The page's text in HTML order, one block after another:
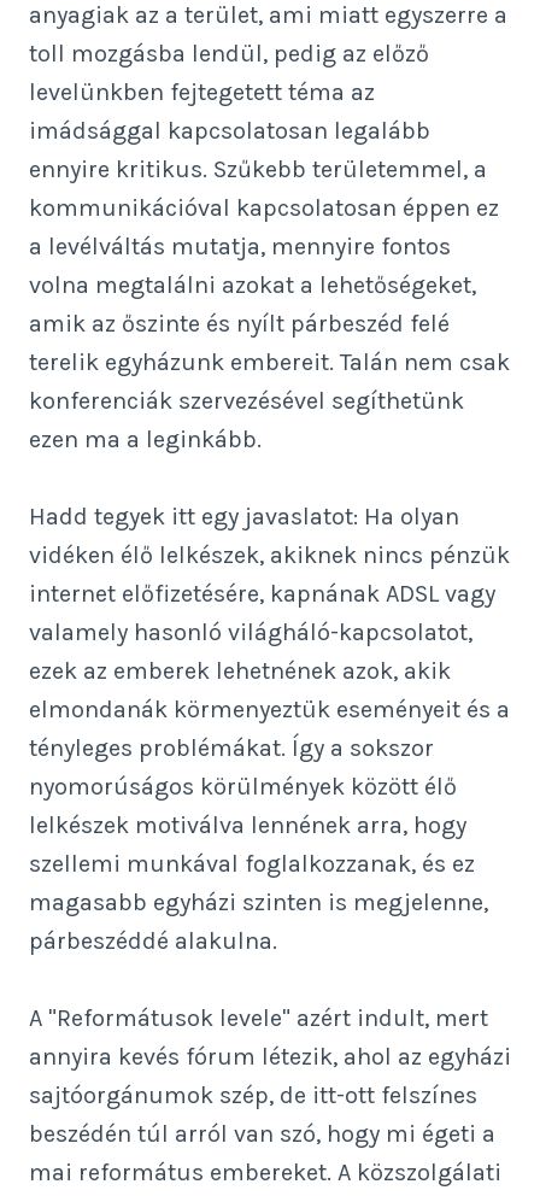
anyagiak az a terület, ami miatt egyszerre a
toll mozgásba lendül, pedig az előző
levelünkben fejtegetett téma az
imádsággal kapcsolatosan legalább
ennyire kritikus. Szűkebb területemmel, a
kommunikációval kapcsolatosan éppen ez
a levélváltás mutatja, mennyire fontos
volna megtalálni azokat a lehetőségeket,
amik az őszinte és nyílt párbeszéd felé
terelik egyházunk embereit. Talán nem csak
konferenciák szervezésével segíthetünk
ezen ma a leginkább.
Hadd tegyek itt egy javaslatot: Ha olyan
vidéken élő lelkészek, akiknek nincs pénzük
internet előfizetésére, kapnának ADSL vagy
valamely hasonló világháló-kapcsolatot,
ezek az emberek lehetnének azok, akik
elmondanák körmenyeztük eseményeit és a
tényleges problémákat. Így a sokszor
nyomorúságos körülmények között élő
lelkészek motiválva lennének arra, hogy
szellemi munkával foglalkozzanak, és ez
magasabb egyházi szinten is megjelenne,
párbeszéddé alakulna.
A "Reformátusok levele" azért indult, mert
annyira kevés fórum létezik, ahol az egyházi
sajtóorgánumok szép, de itt-ott felszínes
beszédén túl arról van szó, hogy mi égeti a
mai református embereket. A közszolgálati